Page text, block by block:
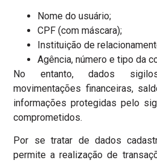
Nome do usuário;
CPF (com máscara);
Instituição de
Agência, número e tipo da
No entanto, dados
movimentações financeiras,
informações protegidas pelo
comprometidos.
Por se tratar de dados
permite a realização de